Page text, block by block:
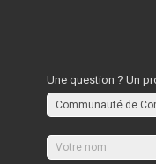
Une question ? Un